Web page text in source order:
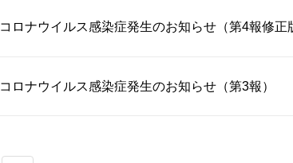
ロナウイルス感染症発生のお知らせ（第4報修正
ロナウイルス感染症発生のお知らせ（第3報）